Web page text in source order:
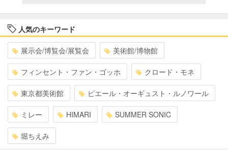
人気のキーワード
展示会/博覧会/展覧会 美術館/博物館
フィンセント・ファン・ゴッホ クロード・モネ
東京都美術館 ピエール・オーギュスト・ルノワール
ミレー HIMARI SUMMER SONIC
堀ちえみ